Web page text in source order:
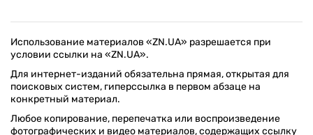
Использование материалов «ZN.UA» разрешается при
условии ссылки на «ZN.UA».
Для интернет-изданий обязательна прямая, открытая для
поисковых систем, гиперссылка в первом абзаце на
конкретный материал.
Любое копирование, перепечатка или воспроизведение
фотографических и видео материалов, содержащих ссылку